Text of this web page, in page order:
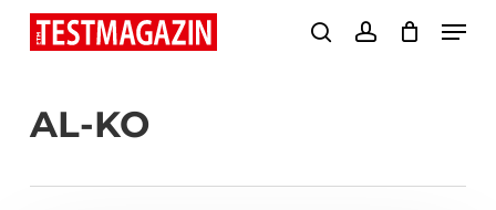
Skip
content
search
Menu
AL-KO